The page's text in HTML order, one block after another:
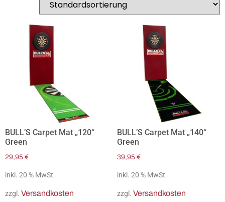
BULL’S Carpet Mat „120“
Green
29,95 €
inkl. 20 % MwSt.
zzgl. Versandkosten
BULL’S Carpet Mat „140“
Green
39,95 €
inkl. 20 % MwSt.
zzgl. Versandkosten